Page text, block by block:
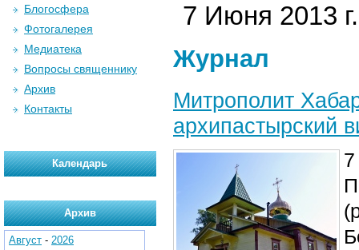
7 Июня 2013 г.
Журнал
Митрополит
архипастырский
Блогосфера
Фотогалерея
Медиатека
Вопросы священнику
Архив
Контакты
Календарь
Архив
Август - 2026